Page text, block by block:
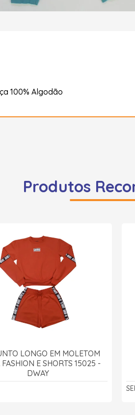
100% Algodão
Produtos
LONGO EM MOLETOM
E SHORTS 15025 -
DWAY